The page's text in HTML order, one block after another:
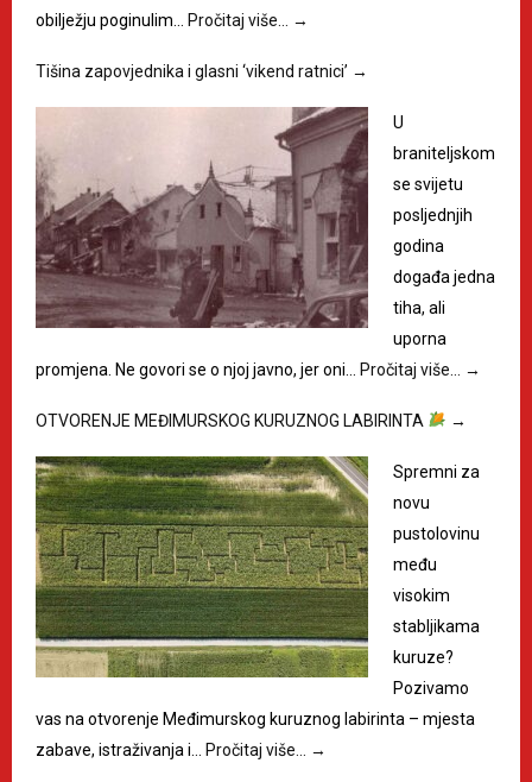
obilježju poginulim…
Pročitaj više… →
Tišina zapovjednika i glasni ‘vikend ratnici’ →
U
braniteljskom
se svijetu
posljednjih
godina
događa jedna
tiha, ali
uporna
promjena. Ne govori se o njoj javno, jer oni…
Pročitaj više… →
OTVORENJE MEĐIMURSKOG KURUZNOG LABIRINTA →
Spremni za
novu
pustolovinu
među
visokim
stabljikama
kuruze?
Pozivamo
vas na otvorenje Međimurskog kuruznog labirinta – mjesta
zabave, istraživanja i…
Pročitaj više… →